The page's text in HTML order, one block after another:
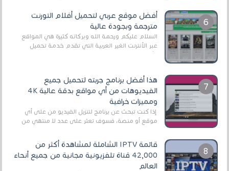
أفضل موقع عربي لتحميل أفلام التورنت
مترجمة وبجودة عالية
السلام عليكم ورحمة الله وبركاته كثيرة هي المواقع
عبر الأنترنت الغير العربية التي تقدم خدمة تحميل
الأفلام على التورنت ، ومعظم هذه المواقع ل...
هذا أفضل برنامج جربته لتحميل جميع
الفيديوهات من أي مواقع بدقة عالية 4K
ومميزات خرافية
إذا كنت تبحث عن برنامج لتنزيل الفيديو من على أي
موقع أو منصة، فسوف تعثر على عدد لا منتهي من
قائمة IPTV الشاملة لمشاهدة أكثر من
42,000 قناة تلفزيونية مجانية من جميع أنحاء
العالم